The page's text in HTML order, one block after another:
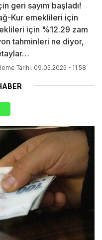
geri sayım başladı!
Kur emeklileri için
için %12.29 zam
tahminleri ne diyor,
Tarihi: 09.05.2025 - 11:58